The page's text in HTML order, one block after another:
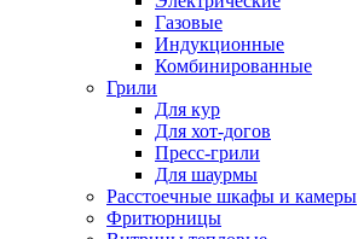
Газовые
Индукционные
Комбинированные
Грили
Для кур
Для хот-догов
Пресс-грили
Для шаурмы
Расстоечные шкафы и камеры
Фритюрницы